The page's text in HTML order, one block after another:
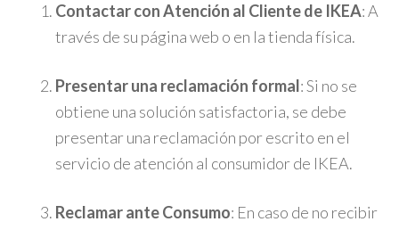
Contactar con Atención al Cliente de IKEA: A
través de su página web o en la tienda física.
Presentar una reclamación formal: Si no se
obtiene una solución satisfactoria, se debe
presentar una reclamación por escrito en el
servicio de atención al consumidor de IKEA.
Reclamar ante Consumo: En caso de no recibir